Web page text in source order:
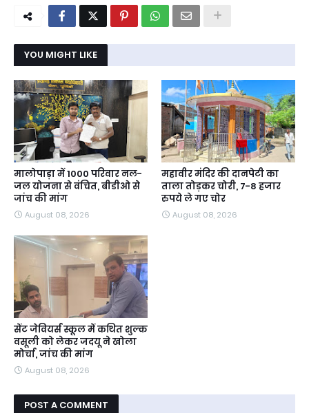
YOU MIGHT LIKE
मालोपाड़ा में 1000 परिवार नल-
जल योजना से वंचित, बीडीओ से
जांच की मांग
August 08, 2026
महावीर मंदिर की दानपेटी का
ताला तोड़कर चोरी, 7-8 हजार
रुपये ले गए चोर
August 08, 2026
सेंट जेवियर्स स्कूल में कथित शुल्क
वसूली को लेकर जदयू ने खोला
मोर्चा, जांच की मांग
August 08, 2026
POST A COMMENT